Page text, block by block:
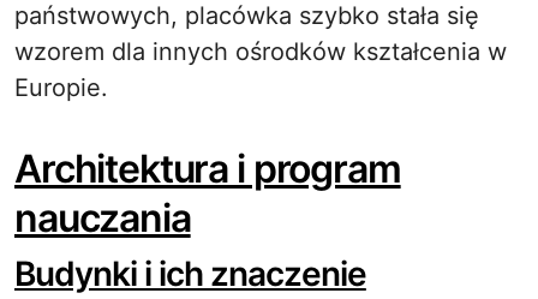
państwowych, placówka szybko stała się
wzorem dla innych ośrodków kształcenia w
Europie.
Architektura i program
nauczania
Budynki i ich znaczenie